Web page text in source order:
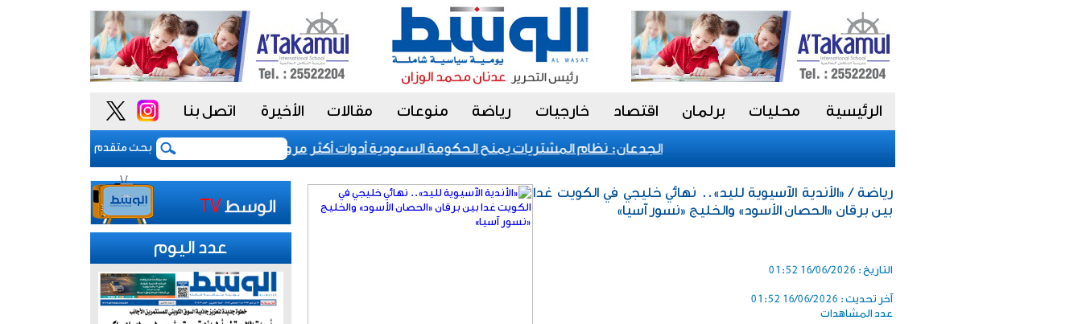
الرئيسية محليات برلمان اقتصاد خارجيات رياضة منوعات مقالات الأخيرة اتصل بنا
بحث متقدم الجدعان: نظام المشتريات يمنح الحكومة السعودية أدوات أكثر مرونة تباطؤ نمو المصانع الصينية في
رياضة / «الأندية الآسيوية لليد».. نهائي خليجي في الكويت غدا
بين برقان «الحصان الأسود» والخليج «نسور آسيا»
التاريخ : 16/06/2026 01:52
آخر تحديث : 16/06/2026 01:52
عدد المشاهدات
عدد اليوم